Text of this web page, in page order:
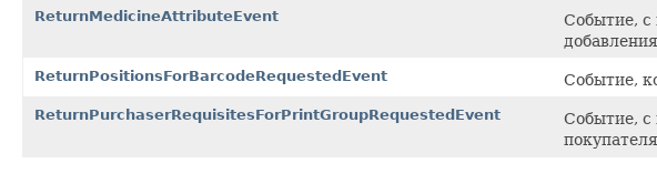
ReturnMedicineAttributeEvent
Событие, с
ReturnPositionsForBarcodeRequestedEvent Событие,
ReturnPurchaserRequisitesForPrintGroupRequestedEvent
Событие, с